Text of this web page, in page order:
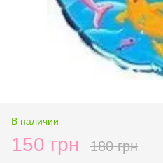
В наличии
150 грн 180 грн